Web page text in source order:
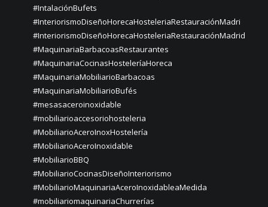
#IntalaciónBufets
#InteriorismoDiseñoHorecaHosteleriaRestauraciónMadri
#InteriorismoDiseñoHorecaHosteleriaRestauraciónMadrid
#MaquinariaBarbacoasRestaurantes
#MaquinariaCocinasHosteleríaHoreca
#MaquinariaMobiliarioBarbacoas
#MaquinariaMobiliarioBufés
#mesasaceroinoxidable
#mobiliarioaccesoriohosteleria
#MobiliarioAceroInoxHostelería
#MobiliarioAceroInoxidable
#MobiliarioBBQ
#MobiliarioCocinasDiseñoInteriorismo
#MobiliarioMaquinariaAceroInoxidableaMedida
#mobiliariomaquinariaChurrerías